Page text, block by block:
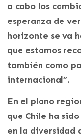
a cabo los
esperanza de
horizonte se va
que estamos
también como
internacional”.
En el plano
que Chile ha
en la diversidad